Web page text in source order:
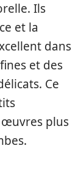
Ils
et la
dans
et des
Ce
œuvres plus